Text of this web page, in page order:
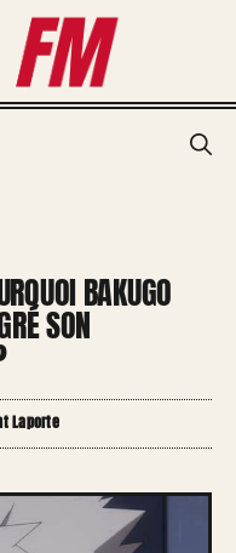
BAKUGO
SON
Laporte